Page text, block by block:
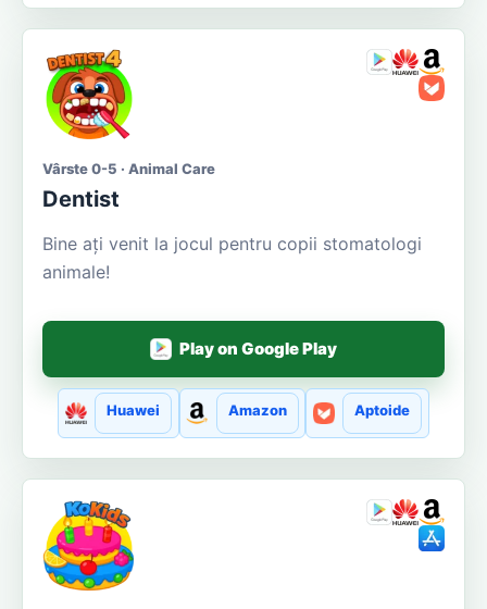
Vârste 0-5 · Animal Care
Dentist
Bine ați venit la jocul pentru copii stomatologi
animale!
Play on Google Play
Huawei Amazon Aptoide